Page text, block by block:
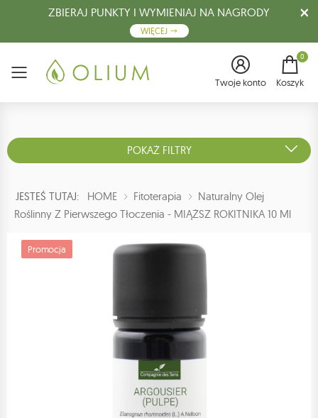
ZBIERAJ PUNKTY I WYMIENIAJ NA NAGRODY
WIĘCEJ
Menu Twoje konto
0
Koszyk
POKAŻ FILTRY
JESTEŚ TUTAJ: HOME Fitoterapia
Naturalny Olej
Roślinny Z Pierwszego Tłoczenia - MIĄŻSZ ROKITNIKA 10 Ml
Promocja